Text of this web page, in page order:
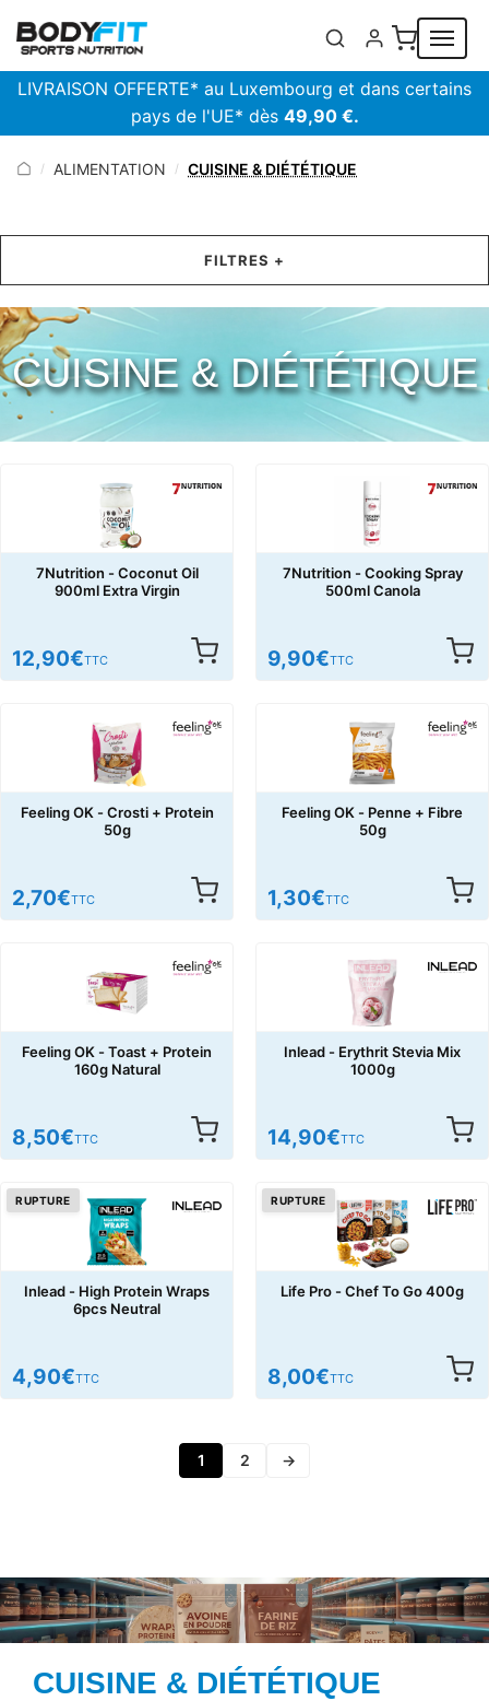
LIVRAISON OFFERTE* au Luxembourg et dans certains
pays de l'UE* dès 49,90 €.
/ ALIMENTATION / CUISINE & DIÉTÉTIQUE
FILTRES +
CUISINE & DIÉTÉTIQUE
7Nutrition - Coconut Oil
900ml Extra Virgin
12,90€TTC
7Nutrition - Cooking Spray
500ml Canola
9,90€TTC
Feeling OK - Crosti + Protein
50g
2,70€TTC
Feeling OK - Penne + Fibre
50g
1,30€TTC
Feeling OK - Toast + Protein
160g Natural
8,50€TTC
Inlead - Erythrit Stevia Mix
1000g
14,90€TTC
RUPTURE
Inlead - High Protein Wraps
6pcs Neutral
4,90€TTC
RUPTURE
Life Pro - Chef To Go 400g
8,00€TTC
1 2 →
CUISINE & DIÉTÉTIQUE